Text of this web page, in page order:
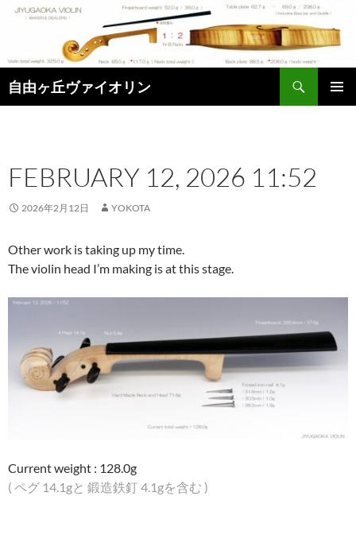
ン
ツ
へ
自由ヶ丘ヴァイオリン
検
索
FEBRUARY 12, 2026 11:52
2026年2月12日 YOKOTA
Other work is taking up my time.
The violin head I’m making is at this stage.
Current weight : 128.0g
( ペグ 14.1gと 鍛造鉄釘 4.1gを含む )